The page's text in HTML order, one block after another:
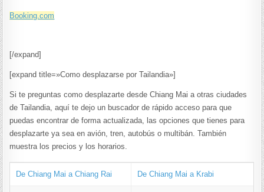
Booking.com
[/expand]
[expand title=»Como desplazarse por Tailandia»]
Si te preguntas como desplazarte desde Chiang Mai a otras ciudades
de Tailandia, aquí te dejo un buscador de rápido acceso para que
puedas encontrar de forma actualizada, las opciones que tienes para
desplazarte ya sea en avión, tren, autobús o multibán. También
muestra los precios y los horarios.
De Chiang Mai a Chiang Rai De Chiang Mai a Krabi